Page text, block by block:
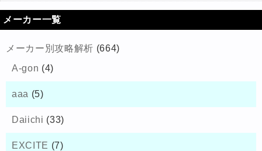
メーカー一覧
メーカー別攻略解析 (664)
A-gon (4)
aaa (5)
Daiichi (33)
EXCITE (7)